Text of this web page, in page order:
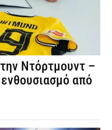
Ντόρτμουντ –
από